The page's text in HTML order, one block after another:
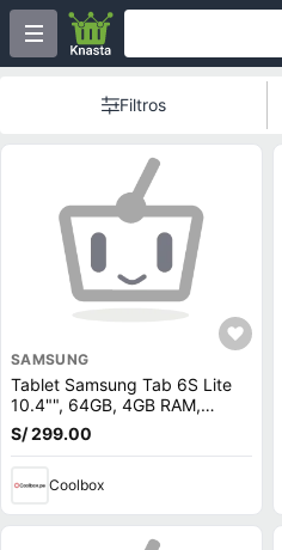
Filtros
SAMSUNG
Tablet Samsung Tab 6S Lite
10.4"", 64GB, 4GB RAM,
cámara principal 8MP y frontal
5MP, Octa-Core, 7040 mAh,
S/ 299.00
Coolbox